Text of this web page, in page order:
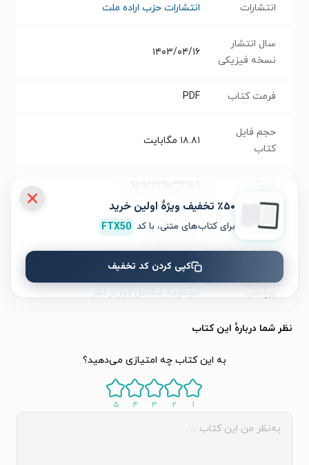
انتشارات انتشارات حزب اراده ملت
سال انتشار
نسخه فیزیکی
۱۴۰۳/۰۴/۱۶
فرمت کتاب PDF
حجم فایل
کتاب
۱۸.۸۱ مگابایت
تعداد صفحه‌ها ۱۱۸ صفحه
مجموعه مشاغل دور از نظر
نظر شما دربارهٔ این کتاب
به این کتاب چه امتیازی می‌دهید؟
۱ ۲ ۳ ۴ ۵
٪۵۰ تخفیف ویژۀ اولین خرید
برای کتاب‌های متنی، با کد FTX50
کپی کردن کد تخفیف